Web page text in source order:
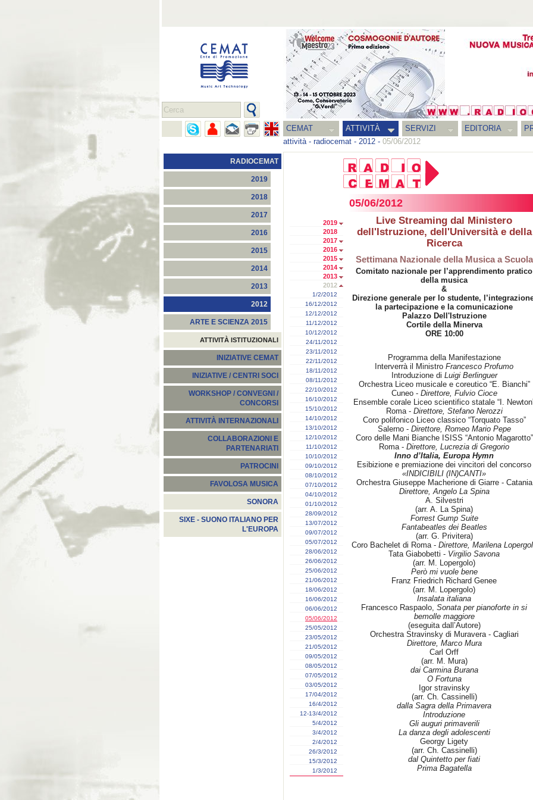
CEMAT ATTIVITÀ SERVIZI EDITORIA
attività- radiocemat - 2012 - 05/06/2012
RADIOCEMAT
2019
2018
2017
2016
2015
2014
2013
2012
ARTE E SCIENZA 2015
ATTIVITÀ ISTITUZIONALI
INIZIATIVE CEMAT
INIZIATIVE / CENTRI SOCI
WORKSHOP / CONVEGNI /
CONCORSI
ATTIVITÀ INTERNAZIONALI
COLLABORAZIONI E
PARTENARIATI
PATROCINI
FAVOLOSA MUSICA
SONORA
SIXE - SUONO ITALIANO PER
L'EUROPA
2019
2018
2017
2016
2015
2014
2013
2012
1/2/2012
16/12/2012
12/12/2012
11/12/2012
10/12/2012
24/11/2012
23/11/2012
22/11/2012
18/11/2012
08/11/2012
22/10/2012
16/10/2012
15/10/2012
14/10/2012
13/10/2012
12/10/2012
11/10/2012
10/10/2012
09/10/2012
08/10/2012
07/10/2012
04/10/2012
01/10/2012
28/09/2012
13/07/2012
09/07/2012
05/07/2012
28/06/2012
26/06/2012
25/06/2012
21/06/2012
18/06/2012
16/06/2012
06/06/2012
05/06/2012
25/05/2012
23/05/2012
21/05/2012
09/05/2012
08/05/2012
07/05/2012
03/05/2012
17/04/2012
16/4/2012
12-13/4/2012
5/4/2012
3/4/2012
2/4/2012
26/3/2012
15/3/2012
1/3/2012
05/06/2012
Live Streaming dal Ministero
dell'Istruzione, dell'Università e della
Ricerca
Settimana Nazionale della Musica a Scuola
Comitato nazionale per l’apprendimento pratico
della musica
&
Direzione generale per lo studente,
la partecipazione e la comunicazione
Palazzo Dell'Istruzione
Cortile della Minerva
ORE 10:00
Programma della Manifestazione
Interverrà il Ministro Francesco Profumo
Introduzione di Luigi Berlinguer
Orchestra Liceo musicale e coreutico “E. Bianchi”
Cuneo - Direttore, Fulvio Cioce
Ensemble corale Liceo scientifico statale “I.
Roma -Direttore, Stefano Nerozzi
Coro polifonico Liceo classico “Torquato Tasso”
Salerno - Direttore, Romeo Mario Pepe
Coro delle Mani Bianche ISISS “Antonio Magarotto”
Roma - Direttore, Lucrezia di Gregorio
Inno d’Italia, Europa Hymn
Esibizione e premiazione dei vincitori del concorso
«INDICIBILI (IN)CANTI»
Orchestra Giuseppe Macherione di Giarre - Catania
Direttore, Angelo La Spina
A. Silvestri
(arr. A. La Spina)
Forrest Gump Suite
Fantabeatles dei Beatles
(arr. G. Privitera)
Coro Bachelet di Roma - Direttore, Marilena
Tata Giabobetti - Virgilio Savona
(arr. M. Lopergolo)
Però mi vuole bene
Franz Friedrich Richard Genee
(arr. M. Lopergolo)
Insalata italiana
Francesco Raspaolo, Sonata per pianoforte in si
bemolle maggiore
(eseguita dall’Autore)
Orchestra Stravinsky di Muravera - Cagliari
Direttore, Marco Mura
Carl Orff
(arr. M. Mura)
dai Carmina Burana
O Fortuna
Igor stravinsky
(arr. Ch. Cassinelli)
dalla Sagra della Primavera
Introduzione
Gli auguri primaverili
La danza degli adolescenti
Georgy Ligety
(arr. Ch. Cassinelli)
dal Quintetto per fiati
Prima Bagatella